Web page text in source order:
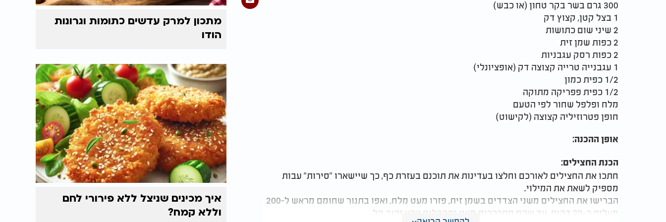
300 גרם בשר בקר טחון (או כבש)
1 בצל קטן, קצוץ דק
2 שיני שום כתושות
2 כפות שמן זית
2 כפות רסק עגבניות
1 עגבנייה טרייה קצוצה דק (אופציונלי)
1/2 כפית כמון
1/2 כפית פפריקה מתוקה
מלח ופלפל שחור לפי הטעם
חופן פטרוזיליה קצוצה (לקישוט)
אופן ההכנה:
הכנת החצילים:
חתכו את החצילים לאורכם וחלצו בעדינות את תוכנם בעזרת כף, כך שיישארו "סירות" עבות
מספיק לשאת את המילוי.
הברישו את החצילים משני הצדדים בשמן זית, פזרו מעט מלח, ואפו בתנור שחומם מראש ל-200
מעלות כ-20 דקות, עד שהם מתרככים מעט ומקבלים צבע זהוב קל.
מתכון למרק עדשים כתומות וגרונות
הודו
איך מכינים שניצל ללא פירורי לחם
וללא קמח?